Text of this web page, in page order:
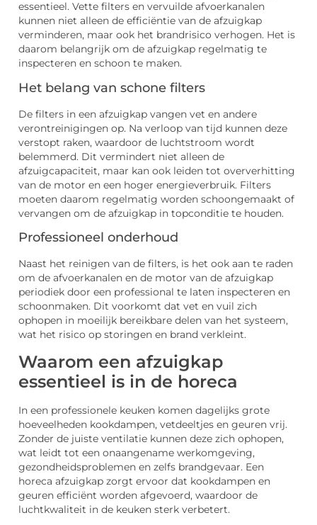
essentieel. Vette filters en vervuilde afvoerkanalen
kunnen niet alleen de efficiëntie van de afzuigkap
verminderen, maar ook het brandrisico verhogen. Het is
daarom belangrijk om de afzuigkap regelmatig te
inspecteren en schoon te maken.
Het belang van schone filters
De filters in een afzuigkap vangen vet en andere
verontreinigingen op. Na verloop van tijd kunnen deze
verstopt raken, waardoor de luchtstroom wordt
belemmerd. Dit vermindert niet alleen de
afzuigcapaciteit, maar kan ook leiden tot oververhitting
van de motor en een hoger energieverbruik. Filters
moeten daarom regelmatig worden schoongemaakt of
vervangen om de afzuigkap in topconditie te houden.
Professioneel onderhoud
Naast het reinigen van de filters, is het ook aan te raden
om de afvoerkanalen en de motor van de afzuigkap
periodiek door een professional te laten inspecteren en
schoonmaken. Dit voorkomt dat vet en vuil zich
ophopen in moeilijk bereikbare delen van het systeem,
wat het risico op storingen en brand verkleint.
Waarom een afzuigkap
essentieel is in de horeca
In een professionele keuken komen dagelijks grote
hoeveelheden kookdampen, vetdeeltjes en geuren vrij.
Zonder de juiste ventilatie kunnen deze zich ophopen,
wat leidt tot een onaangename werkomgeving,
gezondheidsproblemen en zelfs brandgevaar. Een
horeca afzuigkap zorgt ervoor dat kookdampen en
geuren efficiënt worden afgevoerd, waardoor de
luchtkwaliteit in de keuken sterk verbetert.